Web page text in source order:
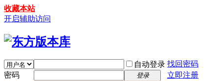
收藏本站
开启辅助访问
自动登录 找回密码
密码
登录
立即注册